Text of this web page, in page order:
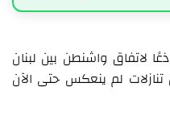
لاتفاق واشنطن بين لبنان
تنازلات لم ينعكس حتى الآن